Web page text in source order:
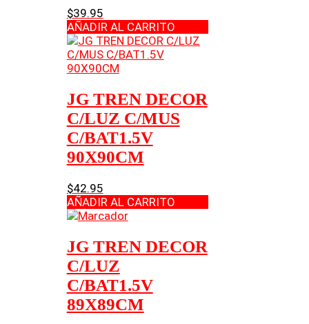
$39.95
AÑADIR AL CARRITO
JG TREN DECOR
C/LUZ C/MUS
C/BAT1.5V
90X90CM
$42.95
AÑADIR AL CARRITO
JG TREN DECOR
C/LUZ
C/BAT1.5V
89X89CM